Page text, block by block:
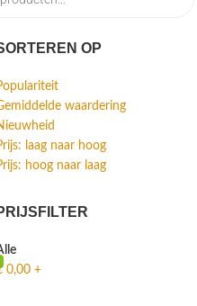
OP
waardering
laag naar hoog
hoog naar laag
0,00 +